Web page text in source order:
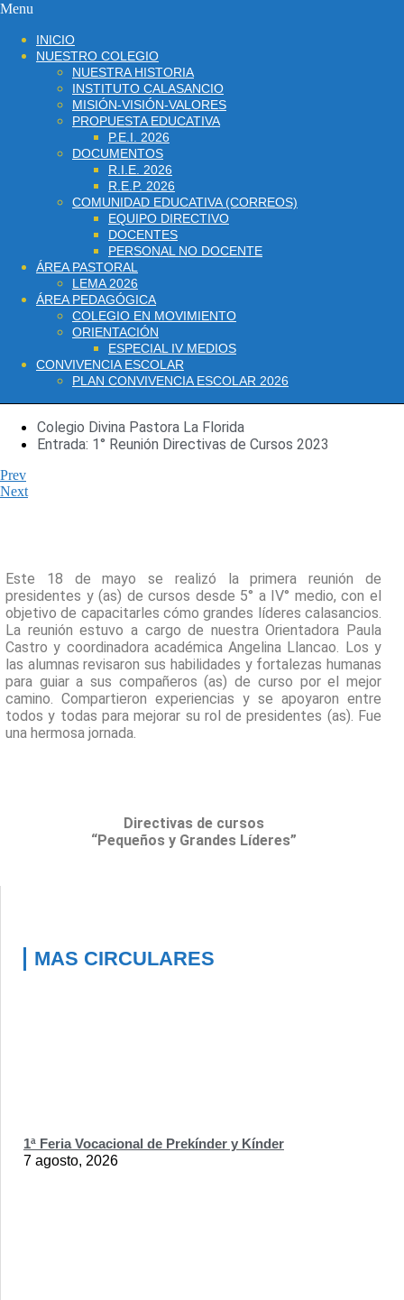
Menu
INICIO
NUESTRO COLEGIO
NUESTRA HISTORIA
INSTITUTO CALASANCIO
MISIÓN-VISIÓN-VALORES
PROPUESTA EDUCATIVA
P.E.I. 2026
DOCUMENTOS
R.I.E. 2026
R.E.P. 2026
COMUNIDAD EDUCATIVA (CORREOS)
EQUIPO DIRECTIVO
DOCENTES
PERSONAL NO DOCENTE
ÁREA PASTORAL
LEMA 2026
ÁREA PEDAGÓGICA
COLEGIO EN MOVIMIENTO
ORIENTACIÓN
ESPECIAL IV MEDIOS
CONVIVENCIA ESCOLAR
PLAN CONVIVENCIA ESCOLAR 2026
Colegio Divina Pastora La Florida
Entrada: 1° Reunión Directivas de Cursos 2023
Prev
Next
Este 18 de mayo se realizó la primera reunión de
presidentes y (as) de cursos desde 5° a IV° medio, con el
objetivo de capacitarles cómo grandes líderes calasancios.
La reunión estuvo a cargo de nuestra Orientadora Paula
Castro y coordinadora académica Angelina Llancao. Los y
las alumnas revisaron sus habilidades y fortalezas humanas
para guiar a sus compañeros (as) de curso por el mejor
camino. Compartieron experiencias y se apoyaron entre
todos y todas para mejorar su rol de presidentes (as). Fue
una hermosa jornada.
Directivas de cursos
“Pequeños y Grandes Líderes”
MAS CIRCULARES
1ª Feria Vocacional de Prekínder y Kínder
7 agosto, 2026